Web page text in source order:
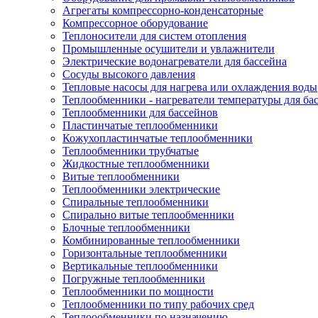
Агрегаты компрессорно-конденсаторные
Компрессорное оборудование
Теплоносители для систем отопления
Промышленные осушители и увлажнители
Электрические водонагреватели для бассейна
Сосуды высокого давления
Тепловые насосы для нагрева или охлаждения воды
Теплообменники - нагреватели температуры для
Теплообменники для бассейнов
Пластинчатые теплообменники
Кожухопластинчатые теплообменники
Теплообменники трубчатые
Жидкостные теплообменники
Витые теплообменники
Теплообменники электрические
Спиральные теплообменники
Спирально витые теплообменники
Блочные теплообменники
Комбинированные теплообменники
Горизонтальные теплообменники
Вертикальные теплообменники
Погружные теплообменники
Теплообменники по мощности
Теплообменники по типу рабочих сред